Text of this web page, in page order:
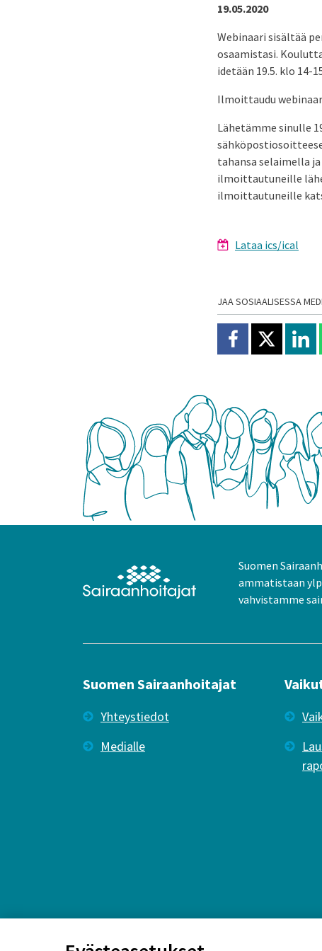
19.05.2020
Webinaari sisältää
osaamistasi.
idetään 19.5. klo 14-
Ilmoittaudu
Lähetämme sinulle
tahansa selaimella
ilmoittautuneille
ilmoittautuneille
Lataa ics/ical
JAA SOSIAALISESSA
Jaa Facebookissa
Jaa X:ssäJaa
Suomen
ammatistaan
vahvistamme
Suomen Sairaanhoitajat
Yhteystiedot
Medialle